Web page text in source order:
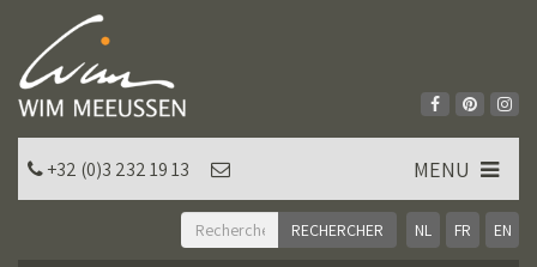
NL FR EN
+32 (0)3 232 19 13 MENU